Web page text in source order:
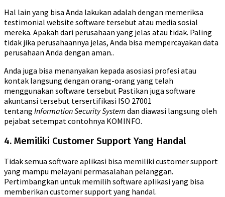
Hal lain yang bisa Anda lakukan adalah dengan memeriksa
testimonial website software tersebut atau media sosial
mereka. Apakah dari perusahaan yang jelas atau tidak. Paling
tidak jika perusahaannya jelas, Anda bisa mempercayakan data
perusahaan Anda dengan aman..
Anda juga bisa menanyakan kepada asosiasi profesi atau
kontak langsung dengan orang-orang yang telah
menggunakan software tersebut Pastikan juga software
akuntansi tersebut tersertifikasi ISO 27001
tentang Information Security System dan diawasi langsung oleh
pejabat setempat contohnya KOMINFO.
4. Memiliki Customer Support Yang Handal
Tidak semua software aplikasi bisa memiliki customer support
yang mampu melayani permasalahan pelanggan.
Pertimbangkan untuk memilih software aplikasi yang bisa
memberikan customer support yang handal.